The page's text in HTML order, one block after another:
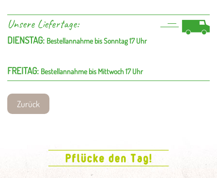
Unsere Liefertage:
DIENSTAG: Bestellannahme bis Sonntag 17 Uhr
FREITAG: Bestellannahme bis Mittwoch 17 Uhr
Zurück